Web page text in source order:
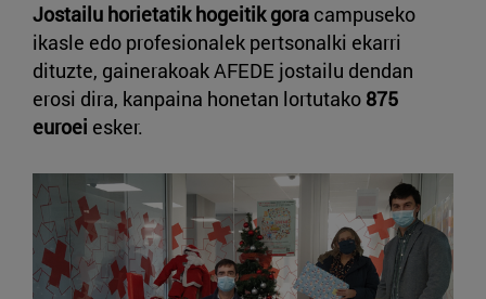
Jostailu horietatik hogeitik gora campuseko
ikasle edo profesionalek pertsonalki ekarri
dituzte, gainerakoak AFEDE jostailu dendan
erosi dira, kanpaina honetan lortutako 875
euroei esker.